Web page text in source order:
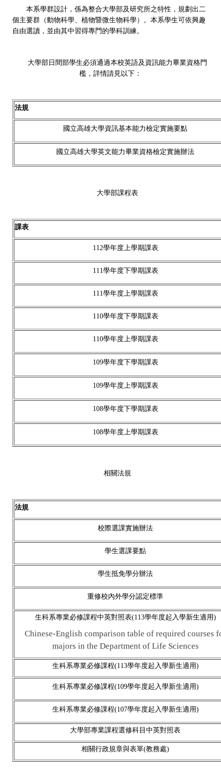
本系學群設計，係為整合大學部及研究所之特性，規劃出二
個主要群（動物科學、植物暨微生物科學）。本系學生可依興趣
自由選讀，並由其中習得專門的學科訓練。
大學部日間部學生必須通過本校英語及資訊能力畢業資格門
檻，詳情請見以下：
法規
國立高雄大學資訊基本能力檢定實施要點
國立高雄大學英文能力畢業資格檢定實施辦法
大學部課程表
課表
112學年度上學期課表
111學年度下學期課表
111學年度上學期課表
110學年度下學期課表
110學年度上學期課表
109學年度下學期課表
109學年度上學期課表
108學年度下學期課表
108學年度上學期課表
相關法規
法規
校際選課實施辦法
學生選課要點
學生抵免學分辦法
重修校內外學分認定標準
生科系專業必修課程中英對照表(113學年度起入學新生適用)
Chinese-English comparison table of required courses
majors in the Department of Life Sciences
生科系專業必修課程(113學年度起入學新生適用)
生科系專業必修課程(109學年度起入學新生適用)
生科系專業必修課程(107學年度起入學新生適用)
大學部專業課程選修科目中英對照表
相關行政規章與表單(教務處)